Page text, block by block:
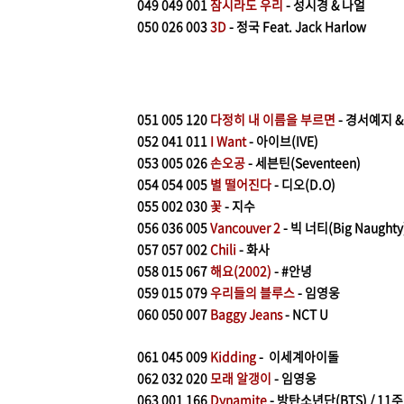
049 049 001잠시라도 우리 - 성시경 & 나얼
050026 0033D- 정국 Feat. Jack Harlow
051005 120 다정히 내 이름을 부르면 - 경서예지
052041 011 I Want- 아이브(IVE)
053005 026손오공- 세븐틴(Seventeen)
054054 005 별 떨어진다- 디오(D.O)
055002 030꽃- 지수
056036 005Vancouver 2- 빅 너티(Big
057057 002Chili- 화사
058015 067해요(2002) - #안녕
059015 079우리들의 블루스- 임영웅
060050 007 Baggy Jeans- NCT U
061045 009 Kidding- 이세계아이돌
062032 020모래 알갱이 - 임영웅
063001 166 Dynamite- 방탄소년단(BTS) / 11